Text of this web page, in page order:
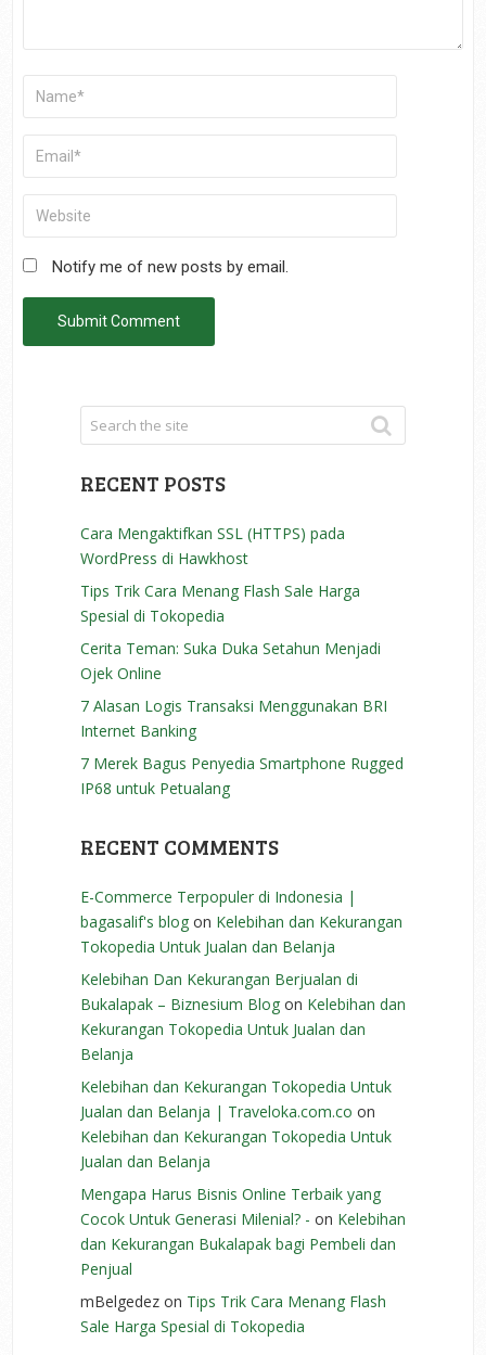
Notify me of new posts by email.
RECENT POSTS
Cara Mengaktifkan SSL (HTTPS) pada
WordPress di Hawkhost
Tips Trik Cara Menang Flash Sale Harga
Spesial di Tokopedia
Cerita Teman: Suka Duka Setahun Menjadi
Ojek Online
7 Alasan Logis Transaksi Menggunakan BRI
Internet Banking
7 Merek Bagus Penyedia Smartphone Rugged
IP68 untuk Petualang
RECENT COMMENTS
E-Commerce Terpopuler di Indonesia |
bagasalif's blog on Kelebihan dan Kekurangan
Tokopedia Untuk Jualan dan Belanja
Kelebihan Dan Kekurangan Berjualan di
Bukalapak – Biznesium Blog on Kelebihan dan
Kekurangan Tokopedia Untuk Jualan dan
Belanja
Kelebihan dan Kekurangan Tokopedia Untuk
Jualan dan Belanja | Traveloka.com.co on
Kelebihan dan Kekurangan Tokopedia Untuk
Jualan dan Belanja
Mengapa Harus Bisnis Online Terbaik yang
Cocok Untuk Generasi Milenial? - on Kelebihan
dan Kekurangan Bukalapak bagi Pembeli dan
Penjual
mBelgedez on Tips Trik Cara Menang Flash
Sale Harga Spesial di Tokopedia